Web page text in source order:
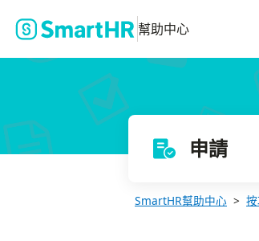
幫助中心
申請
SmartHR幫助中心